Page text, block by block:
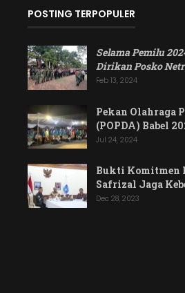
POSTING TERPOPULER
Selama Pemilu
Dirikan Posko
Feb 13, 2024
Pekan Olahraga
(POPDA) Babel
Jul 24, 2024
Bukti Komitmen
Safrizal Jaga
Dec 28, 2023